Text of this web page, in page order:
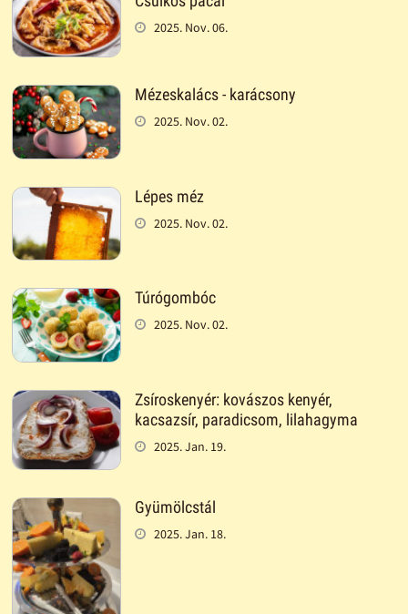
2025. Nov. 06.
Mézeskalács - karácsony
2025. Nov. 02.
Lépes méz
2025. Nov. 02.
Túrógombóc
2025. Nov. 02.
Zsíroskenyér: kovászos kenyér,
kacsazsír, paradicsom, lilahagyma
2025. Jan. 19.
Gyümölcstál
2025. Jan. 18.